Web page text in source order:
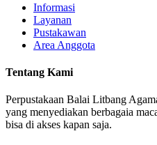
Informasi
Layanan
Pustakawan
Area Anggota
Tentang Kami
Perpustakaan Balai Litbang
yang menyediakan berbagaia
bisa di akses kapan saja.